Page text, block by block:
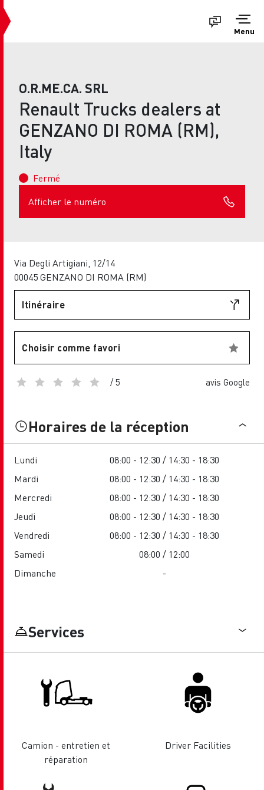
Menu
O.R.ME.CA. SRL
Renault Trucks dealers at
GENZANO DI ROMA (RM),
Italy
Fermé
Afficher le numéro
Via Degli Artigiani, 12/14
00045 GENZANO DI ROMA (RM)
Itinéraire
Choisir comme favori
/ 5 avis Google
Horaires de la réception
Lundi
08:00 - 12:30 / 14:30 - 18:30
Mardi
08:00 - 12:30 / 14:30 - 18:30
Mercredi
08:00 - 12:30 / 14:30 - 18:30
Jeudi
08:00 - 12:30 / 14:30 - 18:30
Vendredi
08:00 - 12:30 / 14:30 - 18:30
Samedi
08:00 / 12:00
Dimanche
-
Services
Camion - entretien et
réparation
Driver Facilities